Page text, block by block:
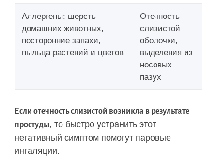
Аллергены: шерсть
домашних животных,
посторонние запахи,
пыльца растений и цветов
Отечность
слизистой
оболочки,
выделения из
носовых
пазух
Если отечность слизистой возникла в результате
простуды, то быстро устранить этот
негативный симптом помогут паровые
ингаляции.